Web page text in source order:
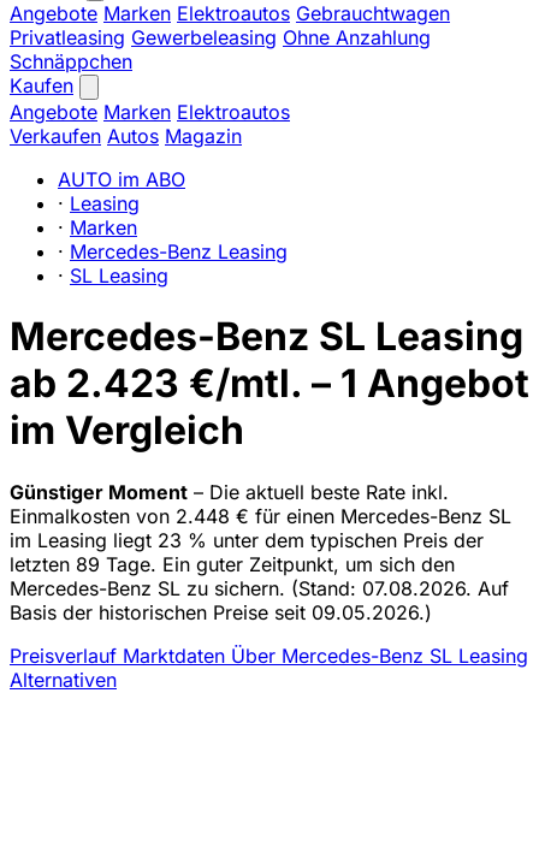
Angebote Marken Elektroautos Gebrauchtwagen
Privatleasing Gewerbeleasing Ohne Anzahlung
Schnäppchen
Kaufen
Angebote Marken Elektroautos
Verkaufen Autos Magazin
AUTO im ABO
· Leasing
· Marken
· Mercedes-Benz Leasing
· SL Leasing
Mercedes-Benz SL Leasing
ab 2.423 €/mtl. – 1 Angebot
im Vergleich
Günstiger Moment – Die aktuell beste Rate inkl.
Einmalkosten von 2.448 € für einen Mercedes-Benz SL
im Leasing liegt 23 % unter dem typischen Preis der
letzten 89 Tage. Ein guter Zeitpunkt, um sich den
Mercedes-Benz SL zu sichern. (Stand: 07.08.2026. Auf
Basis der historischen Preise seit 09.05.2026.)
Preisverlauf Marktdaten Über Mercedes-Benz SL Leasing
Alternativen